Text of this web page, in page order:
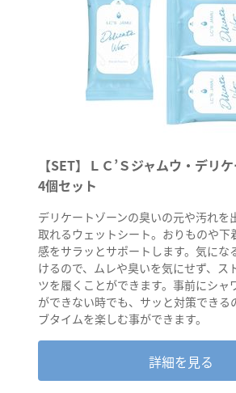
【SET】ＬＣ’Ｓジャムウ・デリ
4個セット
デリケートゾーンの臭いの元や汚れを
取れるウェットシート。おりものや下
感をサラッとサポートします。気にな
けるので、ムレや臭いを気にせず、ス
ツを履くことができます。事前にシャ
ができない時でも、サッと対策できる
ブタイムを楽しむ事ができます。
詳細を見る